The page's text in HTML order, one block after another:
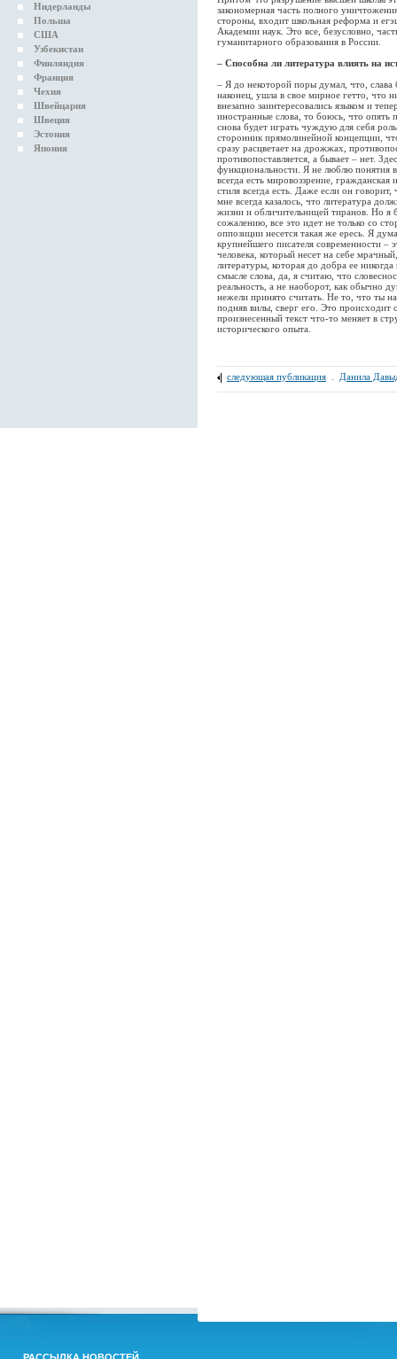
Нидерланды
Польша
США
Узбекистан
Финляндия
Франция
Чехия
Швейцария
Швеция
Эстония
Япония
закономерная часть полного
стороны, входит школьная реформа и
Академии наук. Это все, безусловно,
гуманитарного образования в России.
– Способна ли литература влиять на
– Я до некоторой поры думал, что, слава
наконец, ушла в свое мирное гетто, что
внезапно заинтересовались языком и
иностранные слова, то боюсь, что опять
снова будет играть чуждую для себя
сторонник прямолинейной концепции,
сразу расцветает на дрожжах,
противопоставляется, а бывает – нет.
функциональности. Я не люблю понятия
всегда есть мировоззрение,
стиля всегда есть. Даже если он
мне всегда казалось, что литература
жизни и обличительницей тиранов. Но я
сожалению, все это идет не только со
оппозиции несется такая же ересь. Я
крупнейшего писателя современности –
человека, который несет на себе
литературы, которая до добра ее
смысле слова, да, я считаю, что
реальность, а не наоборот, как обычно
нежели принято считать. Не то, что ты
подняв вилы, сверг его. Это
произнесенный текст что-то меняет в
исторического опыта.
следующая публикация Данила